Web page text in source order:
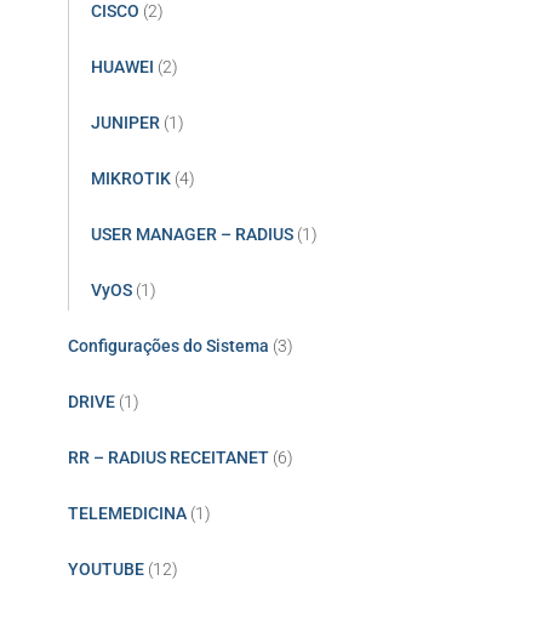
CISCO (2)
HUAWEI (2)
JUNIPER (1)
MIKROTIK (4)
USER MANAGER – RADIUS (1)
VyOS (1)
Configurações do Sistema (3)
DRIVE (1)
RR – RADIUS RECEITANET (6)
TELEMEDICINA (1)
YOUTUBE (12)